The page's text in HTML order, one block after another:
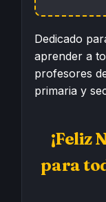
Dedicado
aprender a
profesores
primaria y
¡Feliz
para